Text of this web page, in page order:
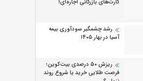
کارت‌های بازرگانی اجاره‌ای!
رشد چشمگیر سودآوری بیمه
آسیا در بهار ۱۴۰۵
ریزش ۵۰ درصدی بیت‌کوین؛
فرصت طلایی خرید یا شروع روند